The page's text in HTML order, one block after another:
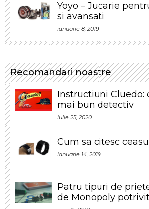
Yoyo – Jucarie
si avansati
ianuarie 8, 2019
Recomandari noastre
Instructiuni Cluedo:
mai bun detectiv
iulie 25, 2020
Cum sa citesc
ianuarie 14, 2019
Patru tipuri de
de Monopoly potrivit